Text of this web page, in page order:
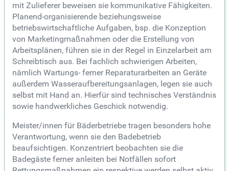
mit Zulieferer beweisen sie kommunikative Fähigkeiten.
Planend-organisierende beziehungsweise
betriebswirtschaftliche Aufgaben, bsp. die Konzeption
von Marketingmaßnahmen oder die Erstellung von
Arbeitsplänen, führen sie in der Regel in Einzelarbeit am
Schreibtisch aus. Bei fachlich schwierigen Arbeiten,
nämlich Wartungs- ferner Reparaturarbeiten an Geräte
außerdem Wasseraufbereitungsanlagen, legen sie auch
selbst mit Hand an. Hierfür sind technisches Verständnis
sowie handwerkliches Geschick notwendig.
Meister/innen für Bäderbetriebe tragen besonders hohe
Verantwortung, wenn sie den Badebetrieb
beaufsichtigen. Konzentriert beobachten sie die
Badegäste ferner anleiten bei Notfällen sofort